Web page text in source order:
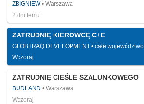
ZBIGNIEW
Warszawa
2 dni temu
ZATRUDNIĘ KIEROWCĘ C+E
GLOBTRAQ DEVELOPMENT
całe województwo
Wczoraj
ZATRUDNIĘ CIEŚLE SZALUNKOWEGO
BUDLAND
Warszawa
Wczoraj